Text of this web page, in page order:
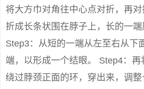
将大方巾对角往中心点对折，再
折成长条状围在脖子上，长的一端
Step3：从短的一端从左至右从下
端，以形成一个结眼。 Step4：再
绕过脖颈正面的环，穿出来，调